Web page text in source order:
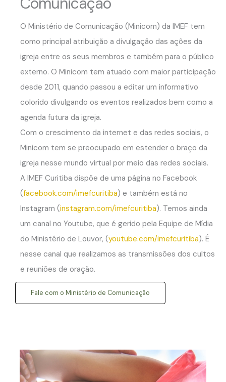
O Ministério de Comunicação (Minicom) da IMEF tem
como principal atribuição a divulgação das ações da
igreja entre os seus membros e também para o público
externo. O Minicom tem atuado com maior participação
desde 2011, quando passou a editar um informativo
colorido divulgando os eventos realizados bem como a
agenda futura da igreja.
Com o crescimento da internet e das redes sociais, o
Minicom tem se preocupado em estender o braço da
igreja nesse mundo virtual por meio das redes sociais.
A IMEF Curitiba dispõe de uma página no Facebook
(facebook.com/imefcuritiba) e também está no
Instagram (instagram.com/imefcuritiba). Temos ainda
um canal no Youtube, que é gerido pela Equipe de Mídia
do Ministério de Louvor, (youtube.com/imefcuritiba). É
nesse canal que realizamos as transmissões dos cultos
e reuniões de oração.
Fale com o Ministério de Comunicação